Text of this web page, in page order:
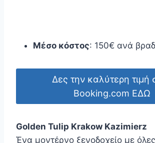
Μέσο κόστος: 150€ ανά
Δες την καλύτερη τιμή
Booking.com ΕΔΩ
Golden Tulip Krakow Kazimierz
Ένα μοντέρνο ξενοδοχείο με όλες